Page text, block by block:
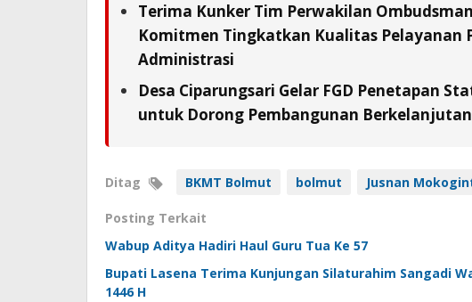
Terima Kunker Tim Perwakilan
Komitmen Tingkatkan Kualitas Pelayanan
Administrasi
Desa Ciparungsari Gelar FGD Penetapan
untuk Dorong Pembangunan Berkelanjutan
Ditag BKMT Bolmut bolmut Jusnan
Posting Terkait
Wabup Aditya Hadiri Haul Guru Tua Ke 57
Bupati Lasena Terima Kunjungan Silaturahim Sangadi
1446 H